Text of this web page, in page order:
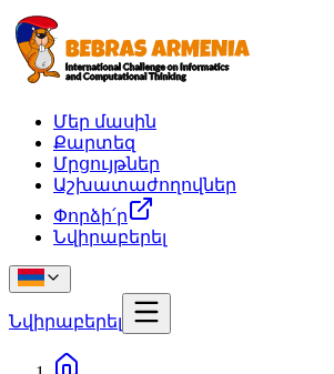
Մեր մասին
Քարտեզ
Մրցույթներ
Աշխատաժողովներ
Փորձի՛ր
Նվիրաբերել
Նվիրաբերել